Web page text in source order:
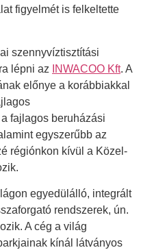
figyelmét is felkeltette
szennyvíztisztítási
lépni az
INWACOO Kft. A
előnye a korábbiakkal
fajlagos beruházási
egyszerűbb az
régiónkon kívül a Közel-
egyedülálló, integrált
rendszerek, ún.
A cég a világ
kínál látványos